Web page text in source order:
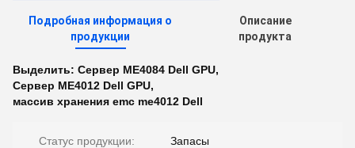
Подробная информация о
продукции
Описание
продукта
Выделить: Сервер ME4084 Dell GPU,
Сервер ME4012 Dell GPU,
массив хранения emc me4012 Dell
Статус продукции: Запасы